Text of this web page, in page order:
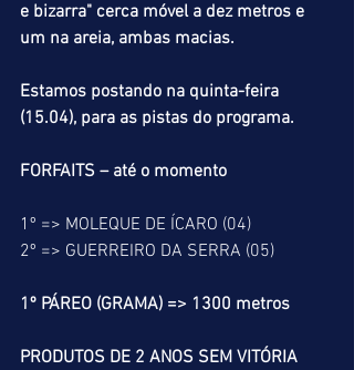
e bizarra" cerca móvel a dez metros e
um na areia, ambas macias.
Estamos postando na quinta-feira
(15.04), para as pistas do programa.
FORFAITS – até o momento
1º => MOLEQUE DE ÍCARO (04)
2º => GUERREIRO DA SERRA (05)
1º PÁREO (GRAMA) => 1300 metros
PRODUTOS DE 2 ANOS SEM VITÓRIA